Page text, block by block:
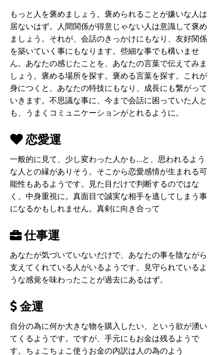
もっと人を褒めましょう。褒められることが嫌いな人は
居ないはず。人間関係が得意じゃない人は意識して褒め
ましょう。それが、会話のきっかけにもなり、友好関係
を築いていく事にもなります。些細な事でも構いませ
ん。あなたの感じたことを、あなたの言葉で伝えてみま
しょう。褒める場所を探す。褒める言葉を探す。これが
身につくと、あなたの特技にもなり、成長にも繋がって
いきます。不思議な事に、今まで会話に困っていた人と
も、うまくコミュニケーションがとれるように。
恋愛運
一般的に見て、少し変わった人かも...と、思われるよう
な人との縁がありそう。そこから恋愛感情が生まれる可
能性もあるようです。見た目だけで判断するのではな
く、中身重視に。真面目で誠実な相手を逃してしまう事
になるかもしれません。真剣に向き合って
仕事運
あなたが気づいていないだけで、あなたの事を陰ながら
支えてくれている人がいるようです。見守られているよ
うな感覚を味わったことが過去にあるはず。
金運
自分の為に何か大きな物を購入したい、という欲が湧い
てくるようです。ですが、手元にもお金は残るようで
す。ちょこちょこ使うお金の内訳は人の為のよう